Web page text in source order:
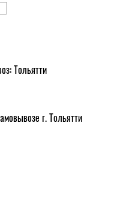
Тольятти
г. Тольятти